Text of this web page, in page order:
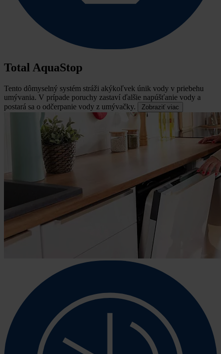
Total AquaStop
Tento dômyselný systém stráži akýkoľvek únik vody v priebehu
umývania. V prípade poruchy zastaví ďalšie napúšťanie vody a
postará sa o odčerpanie vody z umývačky.
Zobraziť viac